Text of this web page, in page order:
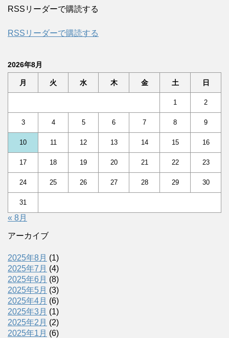
RSSリーダーで購読する
RSSリーダーで購読する
2026年8月
月 火 水 木 金 土 日
1 2
3 4 5 6 7 8 9
10 11 12 13 14 15 16
17 18 19 20 21 22 23
24 25 26 27 28 29 30
31
« 8月
アーカイブ
2025年8月 (1)
2025年7月 (4)
2025年6月 (8)
2025年5月 (3)
2025年4月 (6)
2025年3月 (1)
2025年2月 (2)
2025年1月 (6)